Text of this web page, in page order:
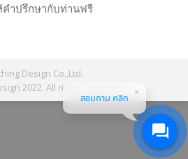
คำปรึกษากับท่านฟรี
Design Co.,Ltd.
2022. All rights reserved.
สอบถาม คลิก